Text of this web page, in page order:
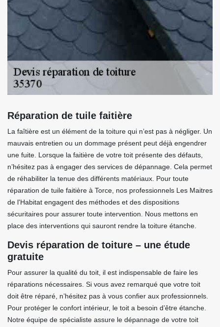
Réparation de tuile faitière
La faîtière est un élément de la toiture qui n’est pas à négliger. Un
mauvais entretien ou un dommage présent peut déjà engendrer
une fuite. Lorsque la faitière de votre toit présente des défauts,
n’hésitez pas à engager des services de dépannage. Cela permet
de réhabiliter la tenue des différents matériaux. Pour toute
réparation de tuile faitière à Torce, nos professionnels Les Maitres
de l'Habitat engagent des méthodes et des dispositions
sécuritaires pour assurer toute intervention. Nous mettons en
place des interventions qui sauront rendre la toiture étanche.
Devis réparation de toiture – une étude
gratuite
Pour assurer la qualité du toit, il est indispensable de faire les
réparations nécessaires. Si vous avez remarqué que votre toit
doit être réparé, n’hésitez pas à vous confier aux professionnels.
Pour protéger le confort intérieur, le toit a besoin d’être étanche.
Notre équipe de spécialiste assure le dépannage de votre toit